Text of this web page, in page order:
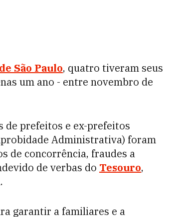
São Paulo, quatro tiveram seus
um ano - entre novembro de
de prefeitos e ex-prefeitos
Administrativa) foram
de concorrência, fraudes a
de verbas do Tesouro,
garantir a familiares e a